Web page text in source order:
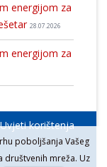
poboljšanja Vašeg
društvenih mreža. Uz
energijom za
28.07.2026
energijom za
Uvjeti korištenja